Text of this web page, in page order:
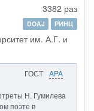
3382 раз
DOAJ
РИНЦ
им. А.Г. и
ГОСТ APA
Н. Гумилева
поэте в